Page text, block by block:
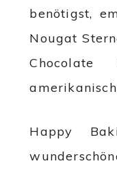
benötigst,
Nougat
Happy